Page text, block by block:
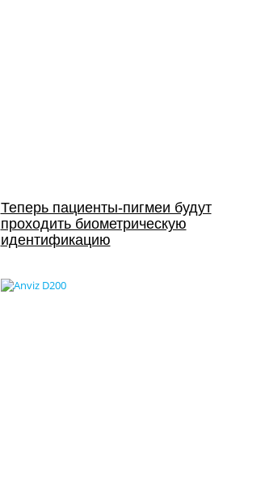
Теперь пациенты-пигмеи будут
проходить биометрическую
идентификацию